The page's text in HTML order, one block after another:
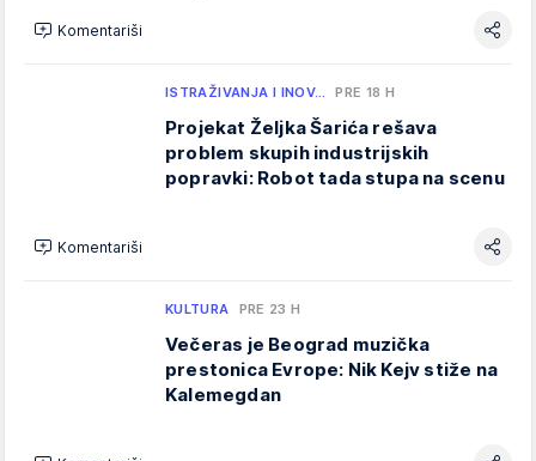
Komentariši
ISTRAŽIVANJA I INOV… PRE 18 H
Projekat Željka Šarića rešava
problem skupih industrijskih
popravki: Robot tada stupa na scenu
Komentariši
KULTURA PRE 23 H
Večeras je Beograd muzička
prestonica Evrope: Nik Kejv stiže na
Kalemegdan